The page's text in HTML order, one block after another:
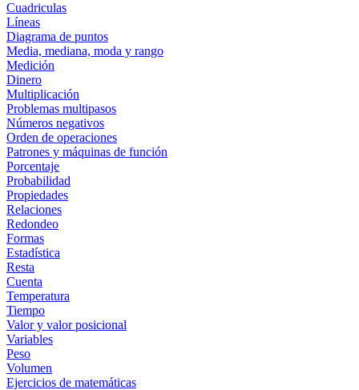
Cuadriculas
Líneas
Diagrama de puntos
Media, mediana, moda y rango
Medición
Dinero
Multiplicación
Problemas multipasos
Números negativos
Orden de operaciones
Patrones y máquinas de función
Porcentaje
Probabilidad
Propiedades
Relaciones
Redondeo
Formas
Estadística
Resta
Cuenta
Temperatura
Tiempo
Valor y valor posicional
Variables
Peso
Volumen
Ejercicios de matemáticas